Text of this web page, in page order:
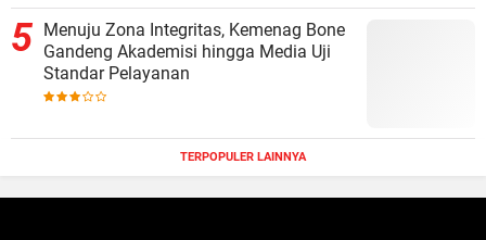
Menuju Zona Integritas, Kemenag Bone
Gandeng Akademisi hingga Media Uji
Standar Pelayanan
TERPOPULER LAINNYA